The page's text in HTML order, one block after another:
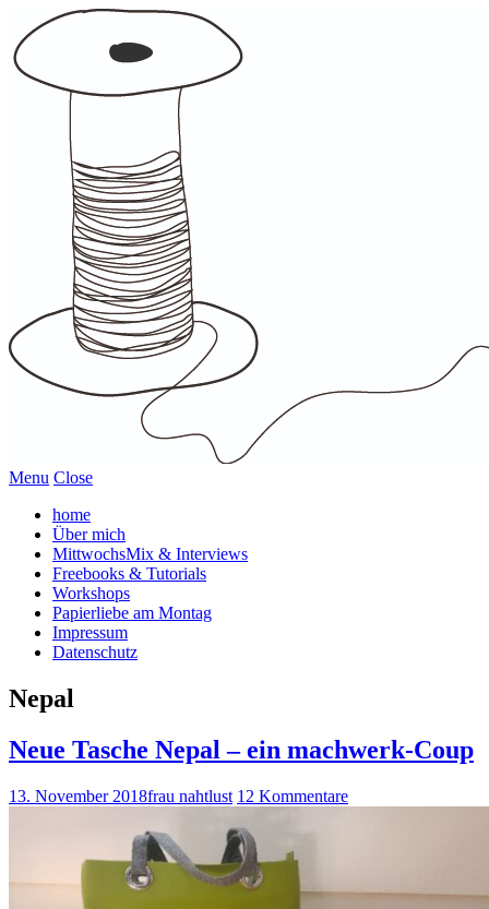
Menu Close
home
Über mich
MittwochsMix & Interviews
Freebooks & Tutorials
Workshops
Papierliebe am Montag
Impressum
Datenschutz
Nepal
Neue Tasche Nepal – ein machwerk-Coup
13. November 2018frau nahtlust 12 Kommentare